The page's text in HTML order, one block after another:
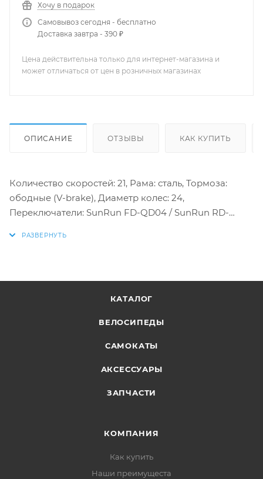
Хочу в подарок
Самовывоз сегодня - бесплатно
Доставка завтра - 390 ₽
Цена действительна только для интернет-магазина и
может отличаться от цен в розничных магазинах
ОПИСАНИЕ ОТЗЫВЫ КАК КУПИТЬ
Количество скоростей: 21, Рама: сталь, Тормоза:
ободные (V-brake), Диаметр колес: 24,
Переключатели: SunRun FD-QD04 / SunRun RD-
КАТАЛОГ
ВЕЛОСИПЕДЫ
САМОКАТЫ
АКСЕССУАРЫ
ЗАПЧАСТИ
КОМПАНИЯ
Как купить
Наши преимущеста